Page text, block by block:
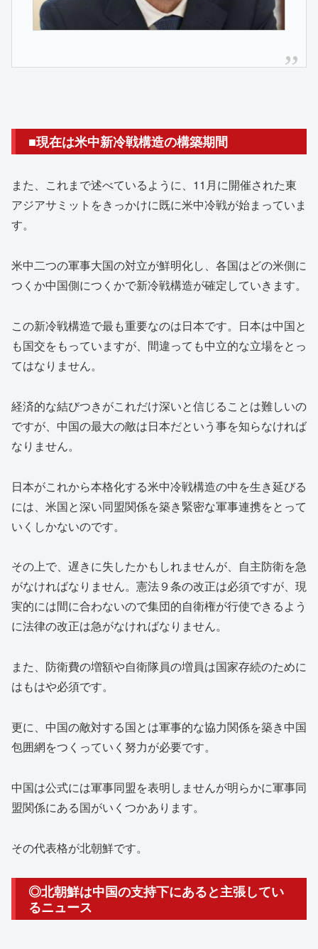
■現在は米中新冷戦構造の構築期間
また、これまで述べているように、11月に開催された東
アジアサミットをきっかけに既に米中冷戦が始まっていま
す。
米中二つの軍事大国の対立が鮮明化し、各国はどの米側に
つくか中国側につくかで新冷戦構造が確定していきます。
この新冷戦構造で最も重要なのは日本です。日本は中国と
も国交をもっていますが、間違っても中立的な立場をとっ
てはなりません。
経済的な結びつきがこれだけ深いと信じることは難しいの
ですが、中国の最大の敵は日本だという事を知らなければ
なりません。
日本がこれから本格化する米中冷戦構造の中を生き延びる
には、米国と深い同盟関係を築き緊密な軍事連携をとって
いくしかないのです。
その上で、遅きに失したかもしれませんが、自主防衛を急
がなければなりません。憲法９条の改正は必須ですが、現
実的には間に合わないので集団的自衛権が行使できるよう
に法律の改正は急がなければなりません。
また、防衛費の増額や自衛隊員の増員は国家存続のために
はもはや必須です。
更に、中国の敵対する国とは軍事的な協力関係を築き中国
包囲網をつくっていく努力が必要です。
中国は公式には軍事同盟を表明しませんが明らかに軍事同
盟関係にある国がいくつかあります。
その代表格が北朝鮮です。
◎北朝鮮は中国の支持下にあると主張してい
るニュース